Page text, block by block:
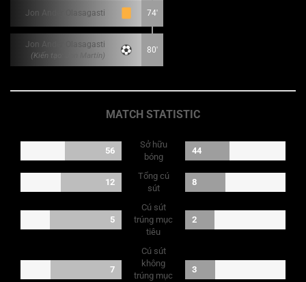
Jon Ander Olasagasti 74'
Jon Ander Olasagasti
(Kiến tạo: Jon Martín)
80'
MATCH STATISTIC
56
Sở hữu
bóng
44
12
Tổng cú
sút
8
5
Cú sút
trúng mục
tiêu
2
7
Cú sút
không
trúng mục
3